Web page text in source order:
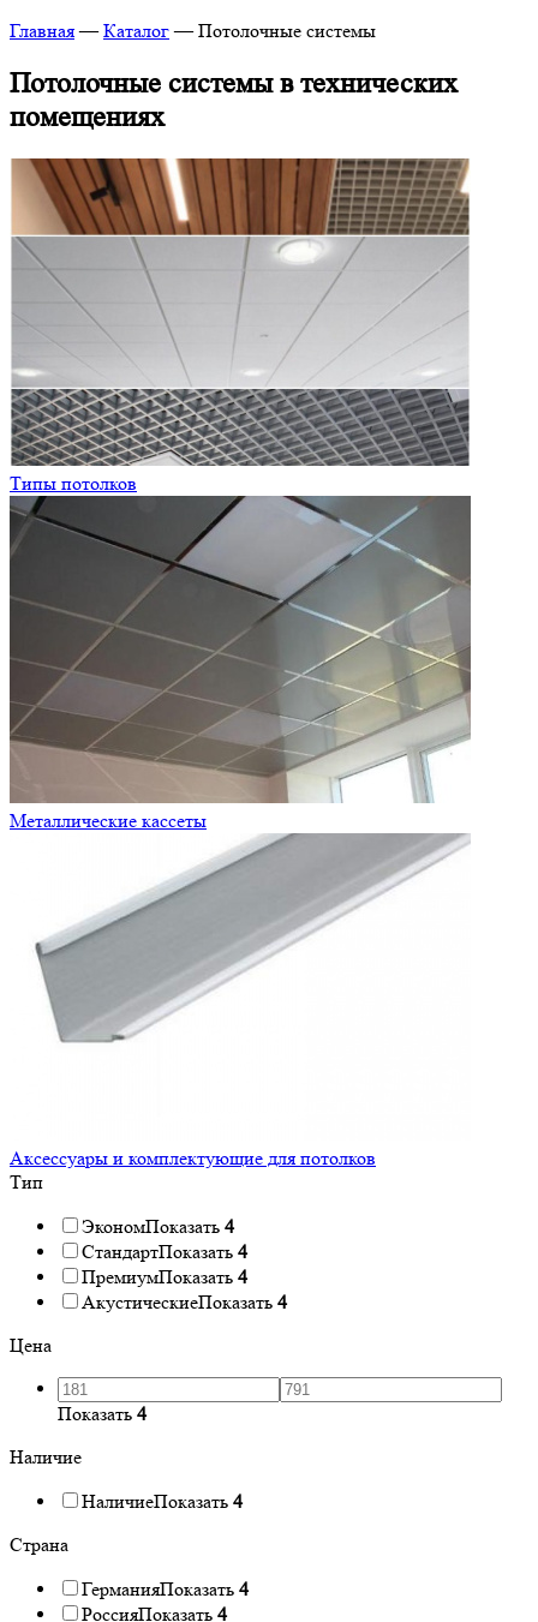
Главная — Каталог — Потолочные системы
Потолочные системы в технических
помещениях
Типы потолков
Металлические кассеты
Аксессуары и комплектующие для потолков
Тип
ЭкономПоказать 4
СтандартПоказать 4
ПремиумПоказать 4
АкустическиеПоказать 4
Цена
Показать 4
Наличие
НаличиеПоказать 4
Страна
ГерманияПоказать 4
РоссияПоказать 4